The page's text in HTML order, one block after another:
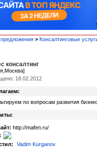
> Консалтинговые
консалтинг
18.02.2012
по вопросам развития
http://mafen.ru/
Vadim Kurganov